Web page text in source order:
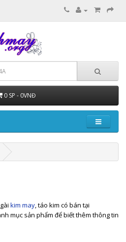
0 SP - 0VNĐ
kim may, táo kim có bán tại
mục sản phẩm để biết thêm thông tin